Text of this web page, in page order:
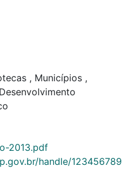
, Municípios ,
Desenvolvimento
2013.pdf
handle/123456789